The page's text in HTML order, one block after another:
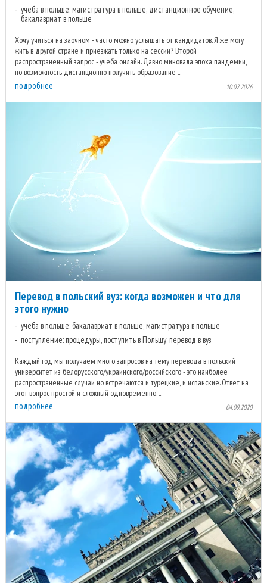
учеба в польше: магистратура в польше, дистанционное обучение,
бакалавриат в польше
Хочу учиться на заочном - часто можно услышать от кандидатов. Я же могу
жить в другой стране и приезжать только на сессии? Второй
распространенный запрос - учеба онлайн. Давно миновала эпоха пандемии,
но возможность дистанционно получить образование ...
подробнее 10.02.2026
Перевод в польский вуз: когда возможен и что для
этого нужно
учеба в польше: бакалавриат в польше, магистратура в польше
поступление: процедуры, поступить в Польшу, перевод в вуз
Каждый год мы получаем много запросов на тему перевода в польский
университет из белорусского/украинского/российского - это наиболее
распространенные случаи но встречаются и турецкие, и испанские. Ответ на
этот вопрос простой и сложный одновременно. ...
подробнее 04.09.2020